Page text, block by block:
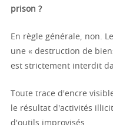
prison ?
En règle générale, non.
une « destruction de
est strictement interdit
Toute trace d'encre
le résultat d'activités